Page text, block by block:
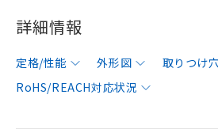
詳細情報
定格/性能 外形図 取りつけ
RoHS/REACH対応状況